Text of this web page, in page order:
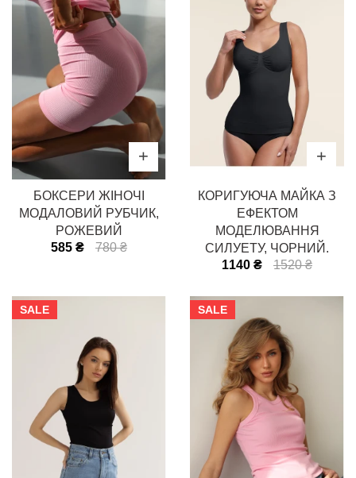
БОКСЕРИ ЖІНОЧІ
МОДАЛОВИЙ РУБЧИК,
РОЖЕВИЙ
585 ₴
780 ₴
КОРИГУЮЧА МАЙКА З
ЕФЕКТОМ
МОДЕЛЮВАННЯ
СИЛУЕТУ, ЧОРНИЙ.
1140 ₴
1520 ₴
SALE SALE